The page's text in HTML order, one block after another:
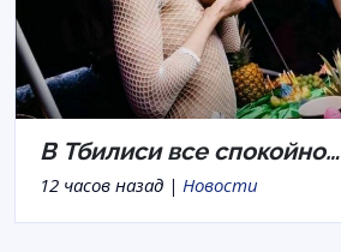
В Тбилиси все спокойно…
12 часов назад | Новости